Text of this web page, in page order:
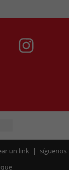
un link
síguenos